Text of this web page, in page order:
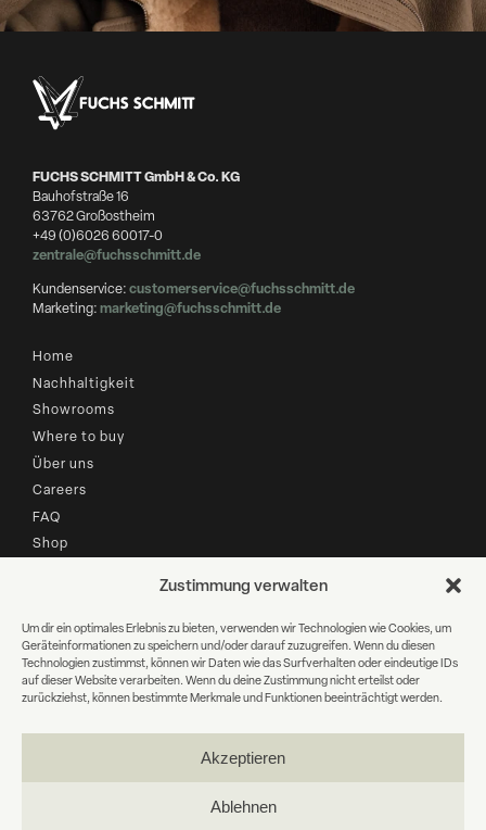
Zustimmung verwalten
Um dir ein optimales Erlebnis zu bieten, verwenden wir Technologien wie Cookies, um
Geräteinformationen zu speichern und/oder darauf zuzugreifen. Wenn du diesen
Technologien zustimmst, können wir Daten wie das Surfverhalten oder eindeutige IDs
auf dieser Website verarbeiten. Wenn du deine Zustimmung nicht erteilst oder
zurückziehst, können bestimmte Merkmale und Funktionen beeinträchtigt werden.
Akzeptieren
Ablehnen
FUCHS SCHMITT GmbH & Co. KG
Bauhofstraße 16
63762 Großostheim
+49 (0)6026 60017-0
zentrale@fuchsschmitt.de
Kundenservice:customerservice@fuchsschmitt.de
Marketing:marketing@fuchsschmitt.de
Home
Nachhaltigkeit
Showrooms
Where to buy
Über uns
Careers
FAQ
Shop
Newsletter Anmeldung
E-
Mail